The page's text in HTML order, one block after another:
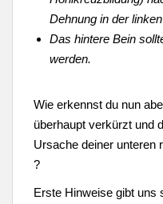
Dehnung in der
Das hintere Bein
werden.
Wie erkennst du nun
überhaupt verkürzt und
Ursache deiner unteren
?
Erste Hinweise gibt uns